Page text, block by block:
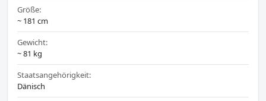
Größe:
~ 181 cm
Gewicht:
~ 81 kg
Staatsangehörigkeit:
Dänisch